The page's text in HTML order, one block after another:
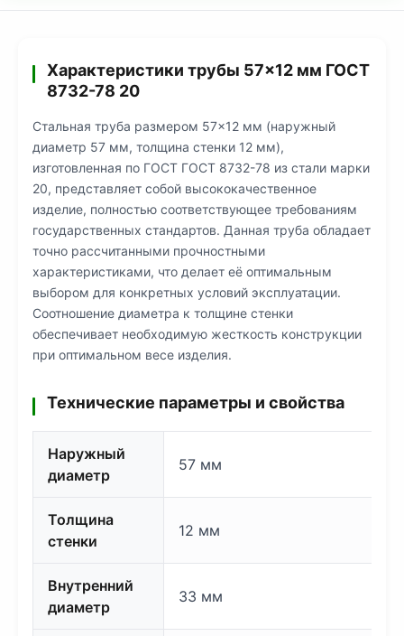
Характеристики трубы 57×12 мм ГОСТ
8732-78 20
Стальная труба размером 57×12 мм (наружный
диаметр 57 мм, толщина стенки 12 мм),
изготовленная по ГОСТ ГОСТ 8732-78 из стали марки
20, представляет собой высококачественное
изделие, полностью соответствующее требованиям
государственных стандартов. Данная труба обладает
точно рассчитанными прочностными
характеристиками, что делает её оптимальным
выбором для конкретных условий эксплуатации.
Соотношение диаметра к толщине стенки
обеспечивает необходимую жесткость конструкции
при оптимальном весе изделия.
Технические параметры и свойства
Наружный
диаметр
57 мм
Толщина
стенки
12 мм
Внутренний
диаметр
33 мм